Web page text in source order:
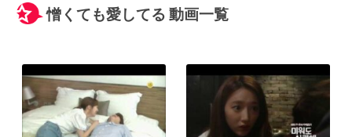
憎くても愛してる 動画一覧